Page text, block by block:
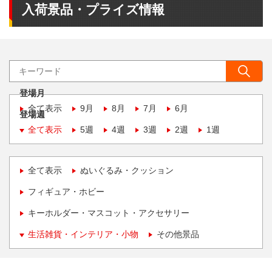
入荷景品・プライズ情報
登場月
全て表示
9月 8月 7月 6月
登場週
全て表示
5週 4週 3週 2週 1週
全て表示 ぬいぐるみ・クッション
フィギュア・ホビー
キーホルダー・マスコット・アクセサリー
生活雑貨・インテリア・小物 その他景品